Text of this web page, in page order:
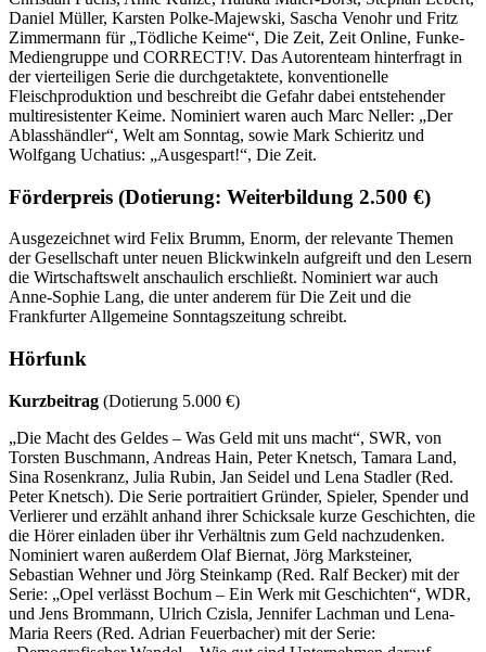
Daniel Müller, Karsten Polke-Majewski, Sascha Venohr und Fritz
Zimmermann für „Tödliche Keime“, Die Zeit, Zeit Online, Funke-
Mediengruppe und CORRECT!V. Das Autorenteam hinterfragt in
der vierteiligen Serie die durchgetaktete, konventionelle
Fleischproduktion und beschreibt die Gefahr dabei entstehender
multiresistenter Keime. Nominiert waren auch Marc Neller: „Der
Ablasshändler“, Welt am Sonntag, sowie Mark Schieritz und
Wolfgang Uchatius: „Ausgespart!“, Die Zeit.
Förderpreis (Dotierung: Weiterbildung 2.500 €)
Ausgezeichnet wird Felix Brumm, Enorm, der relevante Themen
der Gesellschaft unter neuen Blickwinkeln aufgreift und den Lesern
die Wirtschaftswelt anschaulich erschließt. Nominiert war auch
Anne-Sophie Lang, die unter anderem für Die Zeit und die
Frankfurter Allgemeine Sonntagszeitung schreibt.
Hörfunk
Kurzbeitrag (Dotierung 5.000 €)
„Die Macht des Geldes – Was Geld mit uns macht“, SWR, von
Torsten Buschmann, Andreas Hain, Peter Knetsch, Tamara Land,
Sina Rosenkranz, Julia Rubin, Jan Seidel und Lena Stadler (Red.
Peter Knetsch). Die Serie portraitiert Gründer, Spieler, Spender und
Verlierer und erzählt anhand ihrer Schicksale kurze Geschichten, die
die Hörer einladen über ihr Verhältnis zum Geld nachzudenken.
Nominiert waren außerdem Olaf Biernat, Jörg Marksteiner,
Sebastian Wehner und Jörg Steinkamp (Red. Ralf Becker) mit der
Serie: „Opel verlässt Bochum – Ein Werk mit Geschichten“, WDR,
und Jens Brommann, Ulrich Czisla, Jennifer Lachman und Lena-
Maria Reers (Red. Adrian Feuerbacher) mit der Serie: